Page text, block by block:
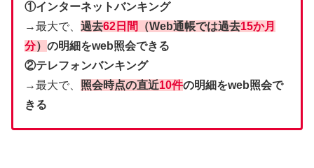
①インターネットバンキング
→最大で、 過去62日間 （Web通帳では過去15か月
分） の明細をweb照会できる
②テレフォンバンキング
→最大で、 照会時点の直近10件の明細をweb照会で
きる